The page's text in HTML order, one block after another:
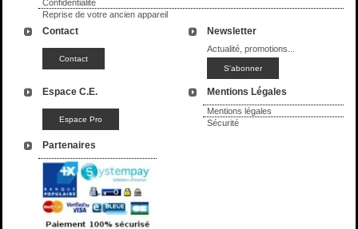
Confidentialité
Reprise de votre ancien appareil
Contact Newsletter
Actualité, promotions...
Espace C.E. Mentions Légales
Mentions légales
Sécurité
Partenaires